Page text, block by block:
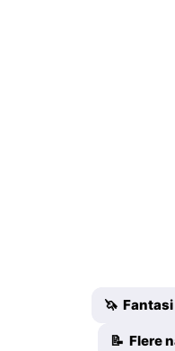
🦄 Fantasi
📝 Flere